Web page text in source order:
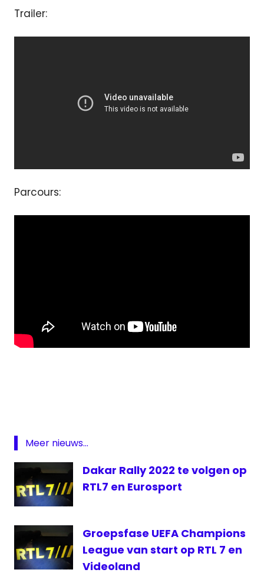
Trailer:
Parcours:
Bull
Out
live
RTL7
Strandrace
Strandrace
live
Meer nieuws...
Dakar Rally 2022 te volgen op
RTL7 en Eurosport
Groepsfase UEFA Champions
League van start op RTL 7 en
Videoland